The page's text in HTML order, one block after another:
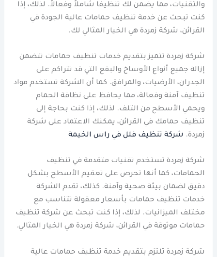
والتقنيات، مما يضمن لك تنظيفًا شاملاً وفعالاً. لذلك، إذا
كنت تبحث عن خدمة تنظيف حمامات عالية الجودة في
القرائن، شركة زمردة هي الخيار المثالي لك.
شركة زمردة تتميز بتقديم خدمات تنظيف حمامات تتضمن
إزالة جميع أنواع الأوساخ والبقع التي قد تتراكم على
الجدران، الأرضيات، والمرافق. كما أن الشركة تستخدم مواد
تنظيف آمنة وفعالة، مما يحافظ على نظافة الحمام
ويحمي الأسطح من التلف. لذلك، إذا كنت بحاجة إلى
تنظيف حمامك في القرائن، يمكنك الاعتماد على شركة
زمردة. شركة تنظيف فلل في راس الخيمة
شركة زمردة تستخدم تقنيات متقدمة في تنظيف
الحمامات، كما أنها تحرص على تعقيم الأسطح بشكل
دقيق لضمان بيئة صحية وآمنة. كذلك، تقدم الشركة
خدمات تنظيف حمامات بأسعار معقولة تتناسب مع
مختلف الميزانيات. لذلك، إذا كنت تبحث عن شركة تنظيف
حمامات موثوقة في القرائن، شركة زمردة هي الخيار المثالي.
شركة زمردة تلتزم بتقديم خدمة تنظيف حمامات عالية